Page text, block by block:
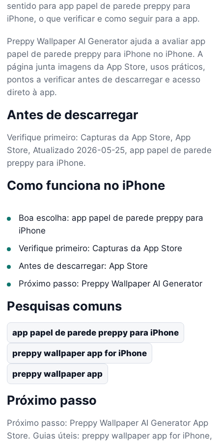
sentido para app papel de parede preppy para
iPhone, o que verificar e como seguir para a app.
Preppy Wallpaper AI Generator ajuda a avaliar app
papel de parede preppy para iPhone no iPhone. A
página junta imagens da App Store, usos práticos,
pontos a verificar antes de descarregar e acesso
direto à app.
Antes de descarregar
Verifique primeiro: Capturas da App Store, App
Store, Atualizado 2026-05-25, app papel de parede
preppy para iPhone.
Como funciona no iPhone
Boa escolha: app papel de parede preppy para
iPhone
Verifique primeiro: Capturas da App Store
Antes de descarregar: App Store
Próximo passo: Preppy Wallpaper AI Generator
Pesquisas comuns
app papel de parede preppy para iPhone
preppy wallpaper app for iPhone
preppy wallpaper app
Próximo passo
Próximo passo: Preppy Wallpaper AI Generator App
Store. Guias úteis: preppy wallpaper app for iPhone,